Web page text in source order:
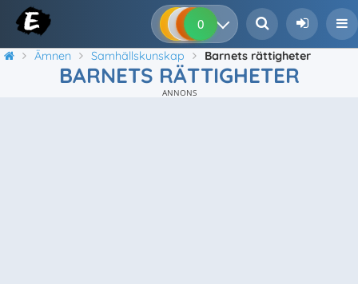
0 0 0
Ämnen Samhällskunskap Barnets rättigheter
BARNETS RÄTTIGHETER
ANNONS